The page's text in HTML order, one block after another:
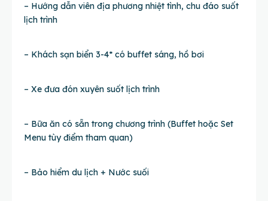
– Hướng dẫn viên địa phương nhiệt tình, chu đáo suốt
lịch trình
– Khách sạn biển 3-4* có buffet sáng, hồ bơi
– Xe đưa đón xuyên suốt lịch trình
– Bữa ăn có sẵn trong chương trình (Buffet hoặc Set
Menu tùy điểm tham quan)
– Bảo hiểm du lịch + Nước suối